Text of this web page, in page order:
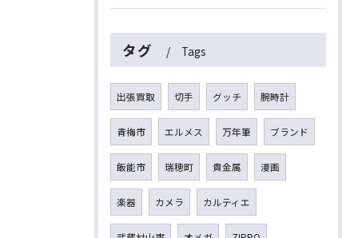
タグ Tags
出張買取 切手 グッチ 腕時計
青梅市 エルメス 万年筆 ブランド
飯能市 瑞穂町 貴金属 漫画
楽器 カメラ カルティエ